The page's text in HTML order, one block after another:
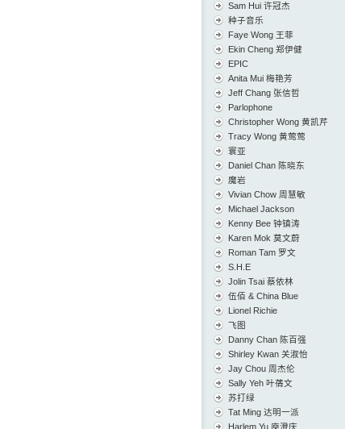
Sam Hui 许冠杰
种子音乐
Faye Wong 王菲
Ekin Cheng 郑伊健
EPIC
Anita Mui 梅艳芳
Jeff Chang 张信哲
Parlophone
Christopher Wong 黄凯芹
Tracy Wong 黄莺莺
寰亚
Daniel Chan 陈晓东
魔岩
Vivian Chow 周慧敏
Michael Jackson
Kenny Bee 钟镇涛
Karen Mok 莫文蔚
Roman Tam 罗文
S.H.E
Jolin Tsai 蔡依林
伍佰 & China Blue
Lionel Richie
飞图
Danny Chan 陈百强
Shirley Kwan 关淑怡
Jay Chou 周杰伦
Sally Yeh 叶蒨文
苏打绿
Tat Ming 达明一派
Harlem Yu 庾澄庆